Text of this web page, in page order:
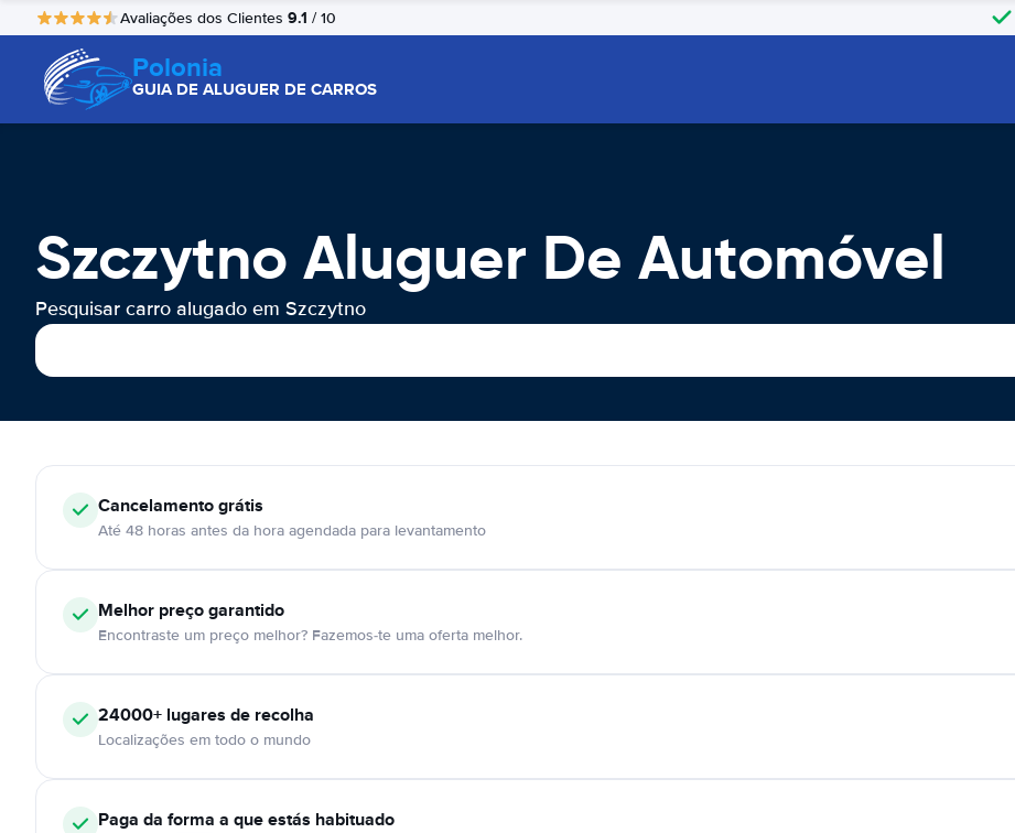
Avaliações dos Clientes 9.1 / 10
Polonia
GUIA DE ALUGUER DE CARROS
Szczytno Aluguer De Automóvel
Pesquisar carro alugado em Szczytno
Cancelamentográtis
Até 48 horas antes da hora agendada para levantamento
Melhor preço garantido
Encontraste um preço melhor? Fazemos-te uma oferta melhor.
24000+ lugares de recolha
Localizações em todo o mundo
Paga da forma a que estás habituado